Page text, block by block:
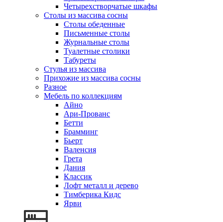
Четырехстворчатые шкафы
Столы из массива сосны
Столы обеденные
Письменные столы
Журнальные столы
Туалетные столики
Табуреты
Стулья из массива
Прихожие из массива сосны
Разное
Мебель по коллекциям
Айно
Ари-Прованс
Бетти
Брамминг
Бьерт
Валенсия
Грета
Дания
Классик
Лофт металл и дерево
Тимберика Кидс
Ярви